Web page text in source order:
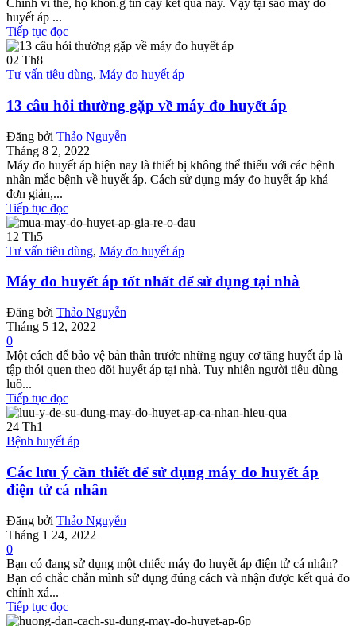
Chính vì thế, họ khôn.g tin cậy kết quả này. Vậy tại sao máy đo
huyết áp ...
Tiếp tục đọc
02 Th8
Tư vấn tiêu dùng, Máy đo huyết áp
13 câu hỏi thường gặp về máy đo huyết áp
Đăng bởi Thảo Nguyễn
Tháng 8 2, 2022
Máy đo huyết áp hiện nay là thiết bị không thể thiếu với các bệnh
nhân mắc bệnh về huyết áp. Cách sử dụng máy đo huyết áp khá
đơn giản,...
Tiếp tục đọc
12 Th5
Tư vấn tiêu dùng, Máy đo huyết áp
Máy đo huyết áp tốt nhất để sử dụng tại nhà
Đăng bởi Thảo Nguyễn
Tháng 5 12, 2022
0
Một cách để bảo vệ bản thân trước những nguy cơ tăng huyết áp là
tập thói quen theo dõi huyết áp tại nhà. Tuy nhiên người tiêu dùng
luô...
Tiếp tục đọc
24 Th1
Bệnh huyết áp
Các lưu ý cần thiết để sử dụng máy đo huyết áp
điện tử cá nhân
Đăng bởi Thảo Nguyễn
Tháng 1 24, 2022
0
Bạn có đang sử dụng một chiếc máy đo huyết áp điện tử cá nhân?
Bạn có chắc chắn mình sử dụng đúng cách và nhận được kết quả đo
chính xá...
Tiếp tục đọc